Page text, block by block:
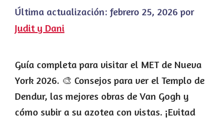
Última actualización: febrero 25, 2026 por
Judit y Dani
Guía completa para visitar el MET de Nueva
York 2026. 🎨 Consejos para ver el Templo de
Dendur, las mejores obras de Van Gogh y
cómo subir a su azotea con vistas. ¡Evitad